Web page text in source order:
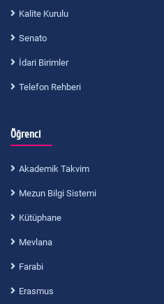
Kalite Kurulu
Senato
İdari Birimler
Telefon Rehberi
Öğrenci
Akademik Takvim
Mezun Bilgi Sistemi
Kütüphane
Mevlana
Farabi
Erasmus